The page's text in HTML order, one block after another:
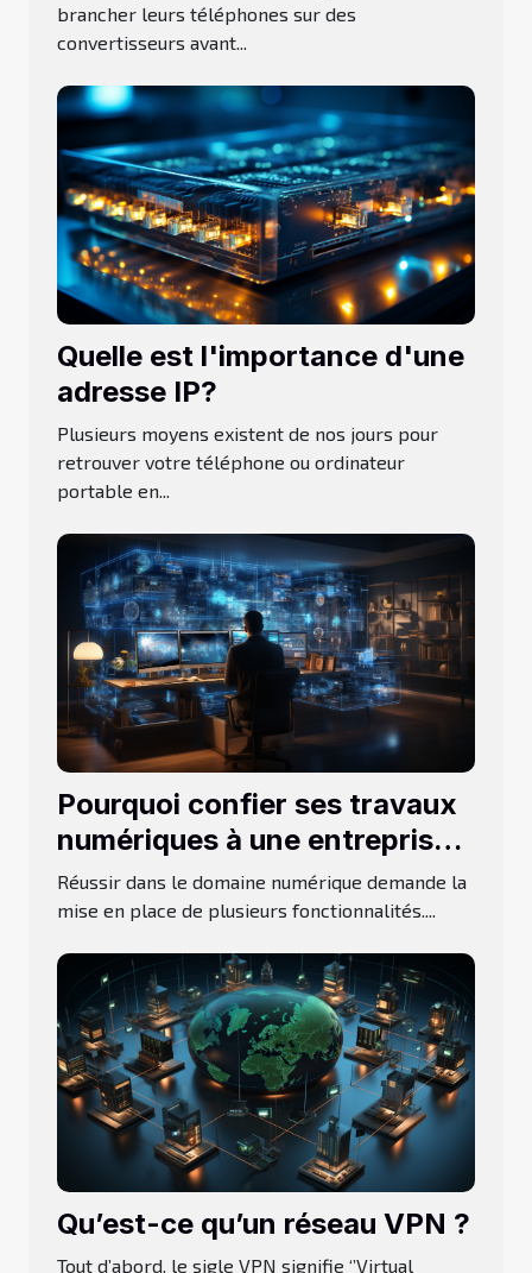
brancher leurs téléphones sur des
convertisseurs avant...
Quelle est l'importance d'une
adresse IP?
Plusieurs moyens existent de nos jours pour
retrouver votre téléphone ou ordinateur
portable en...
Pourquoi confier ses travaux
numériques à une entreprise
de développement
informatique ?
Réussir dans le domaine numérique demande la
mise en place de plusieurs fonctionnalités....
Qu’est-ce qu’un réseau VPN ?
Tout d’abord, le sigle VPN signifie ‘’Virtual